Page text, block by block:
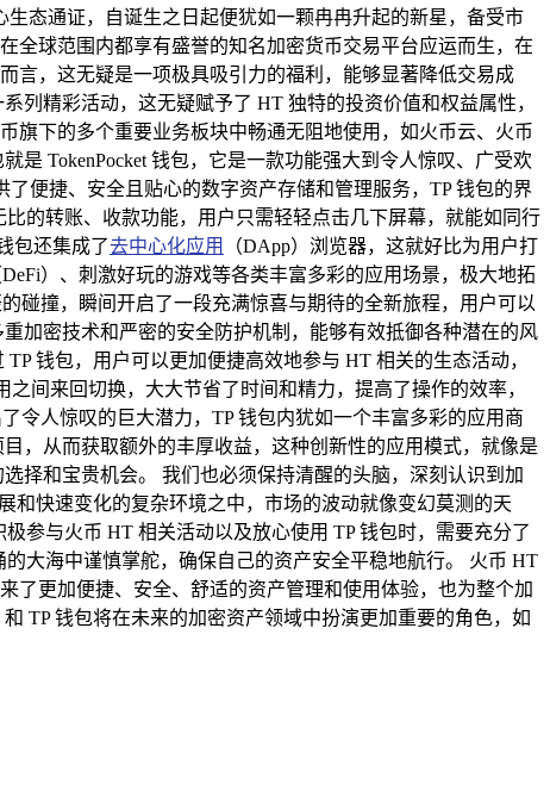
态通证，自诞生之日起便犹如一颗冉冉升起的新星，备受市
全球范围内都享有盛誉的知名加密货币交易平台应运而生，在
言，这无疑是一项极具吸引力的福利，能够显著降低交易成
列精彩活动，这无疑赋予了 HT 独特的投资价值和权益属性，
旗下的多个重要业务板块中畅通无阻地使用，如火币云、火币
TokenPocket 钱包，它是一款功能强大到令人惊叹、广受欢
便捷、安全且贴心的数字资产存储和管理服务，TP 钱包的界
的转账、收款功能，用户只需轻轻点击几下屏幕，就能如同行
包还集成了去中心化应用
（DApp）浏览器，这就好比为用户打
）、刺激好玩的游戏等各类丰富多彩的应用场景，极大地拓
碰撞，瞬间开启了一段充满惊喜与期待的全新旅程，用户可以
加密技术和严密的安全防护机制，能够有效抵御各种潜在的风
钱包，用户可以更加便捷高效地参与 HT 相关的生态活动，
间来回切换，大大节省了时间和精力，提高了操作的效率，
令人惊叹的巨大潜力，TP 钱包内犹如一个丰富多彩的应用商
，从而获取额外的丰厚收益，这种创新性的应用模式，就像是
择和宝贵机会。 我们也必须保持清醒的头脑，深刻认识到加
和快速变化的复杂环境之中，市场的波动就像变幻莫测的天
参与火币 HT 相关活动以及放心使用 TP 钱包时，需要充分了
大海中谨慎掌舵，确保自己的资产安全平稳地航行。 火币 HT
了更加便捷、安全、舒适的资产管理和使用体验，也为整个加
TP 钱包将在未来的加密资产领域中扮演更加重要的角色，如